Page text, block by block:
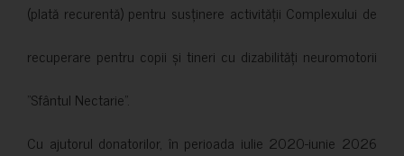
(plată recurentă) pentru susținere activității Complexului de
recuperare pentru copii și tineri cu dizabilități neuromotorii
”Sfântul Nectarie”.
Cu ajutorul donatorilor, în perioada iulie 2020-iunie 2026